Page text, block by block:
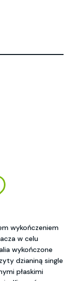
wykończeniem
w celu
wykończone
dzianiną single
płaskimi